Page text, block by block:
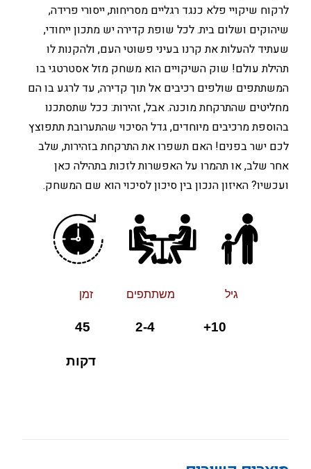
לרקוח שיקויי פלא כנגד רגליים מסריחות, ייסורי פרידה,
שיהוקים ושלום בית. לכל שופת קדירה יש מתכון ייחודי,
שעתיד להעלות את קרנו בעיני פשוטי העם, ולהקנות לו
תהילת עולם! שוק השיקויים הוא משחק מזל אסטרטגי בו
המשתתפים שולפים רכיבים אל תוך קדירה, עד לרגע בו הם
מחליטים שהתרקחת מוכנה. אבל, זהירות: ככל שתסתכנו
בהוספת מרכיבים מיוחדים, גדל הסיכוי שהתערובת תתפוצץ
לכם ישר בפנים! האם תשפרו את התרקחת בזהירות, שלב
אחר שלב, או תהמרו על האפשרות לזכות בתהילה כאן
ועכשיו? האיזון הנכון בין סיכון לסיכוי הוא שם המשחק.
גיל משתתפים זמן
דקות